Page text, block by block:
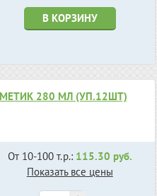
В КОРЗИНУ
280 МЛ (УП.12ШТ)
От 10-100 т.р.: 115.30 руб.
Показать все цены